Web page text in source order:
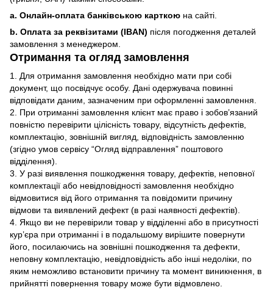
a. Онлайн-оплата банківською карткою на сайті.
b. Оплата за реквізитами (IBAN) після погодження деталей
замовлення з менеджером.
Отримання та огляд замовлення
1. Для отримання замовлення необхідно мати при собі
документ, що посвідчує особу. Дані одержувача повинні
відповідати даним, зазначеним при оформленні замовлення.
2. При отриманні замовлення клієнт має право і зобов’язаний
повністю перевірити цілісність товару, відсутність дефектів,
комплектацію, зовнішній вигляд, відповідність замовленню
(згідно умов сервісу “Огляд відправлення” поштового
відділення).
3. У разі виявлення пошкодження товару, дефектів, неповної
комплектації або невідповідності замовлення необхідно
відмовитися від його отримання та повідомити причину
відмови та виявлений дефект (в разі наявності дефектів).
4. Якщо ви не перевірили товар у відділенні або в присутності
кур’єра при отриманні і в подальшому вирішите повернути
його, посилаючись на зовнішні пошкодження та дефекти,
неповну комплектацію, невідповідність або інші недоліки, по
яким неможливо встановити причину та момент виникнення, в
прийнятті повернення товару може бути відмовлено.